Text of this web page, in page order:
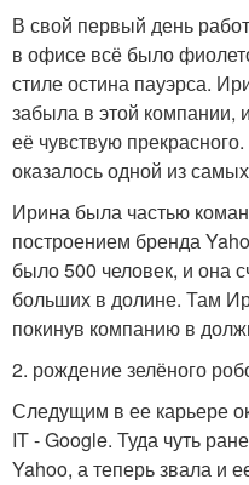
В свой первый день
в офисе всё было
стиле остина пауэрса.
забыла в этой компании,
её чувствую
оказалось одной из
Ирина была частью
построением бренда
было 500 человек, и она
больших в долине. Там
покинув компанию в
2. рождение зелёного
Следущим в ее карьере
IT - Google. Туда чуть
Yahoo, а теперь звала и